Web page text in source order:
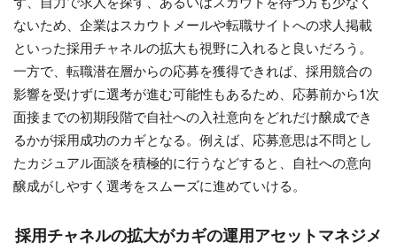
ないため、企業はスカウトメールや転職サイトへの求人掲載
といった採用チャネルの拡大も視野に入れると良いだろう。
一方で、転職潜在層からの応募を獲得できれば、採用競合の
影響を受けずに選考が進む可能性もあるため、応募前から1次
面接までの初期段階で自社への入社意向をどれだけ醸成でき
るかが採用成功のカギとなる。例えば、応募意思は不問とし
たカジュアル面談を積極的に行うなどすると、自社への意向
醸成がしやすく選考をスムーズに進めていける。
採用チャネルの拡大がカギの運用アセットマネジメ